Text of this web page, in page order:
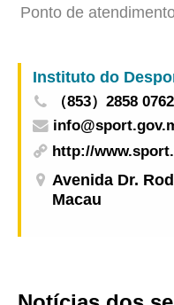
Ponto de
partir de 1 de Junho
Instituto do
（853）2858 0762
http://
Avenida Dr.
Macau